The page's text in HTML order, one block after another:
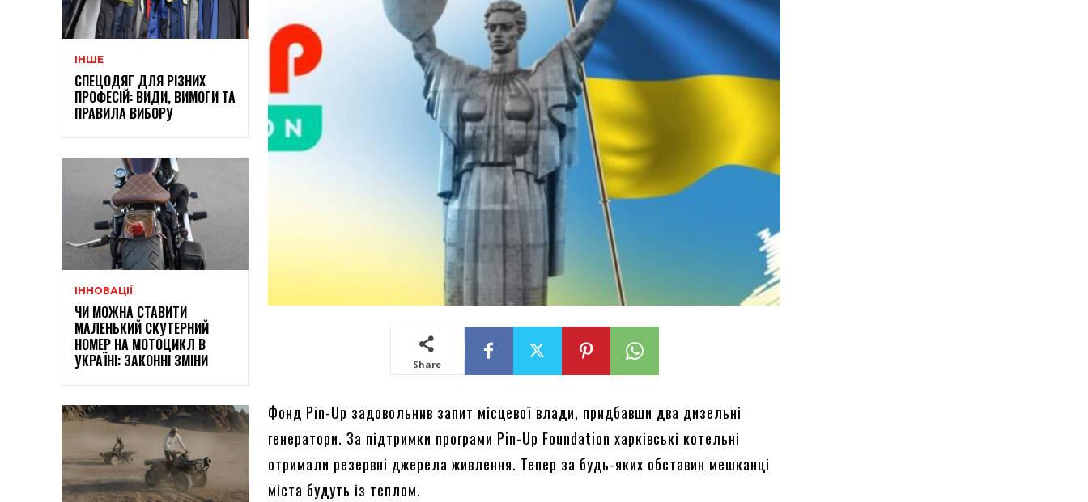
ІНШЕ
СПЕЦОДЯГ ДЛЯ РІЗНИХ
ПРОФЕСІЙ: ВИДИ, ВИМОГИ ТА
ПРАВИЛА ВИБОРУ
ІННОВАЦІЇ
ЧИ МОЖНА СТАВИТИ
МАЛЕНЬКИЙ СКУТЕРНИЙ
НОМЕР НА МОТОЦИКЛ В
УКРАЇНІ: ЗАКОННІ ЗМІНИ
Share
Фонд Pin-Up задовольнив запит місцевої влади, придбавши два дизельні
генератори. За підтримки програми Pin-Up Foundation харківські котельні
отримали резервні джерела живлення. Тепер за будь-яких обставин мешканці
міста будуть із теплом.